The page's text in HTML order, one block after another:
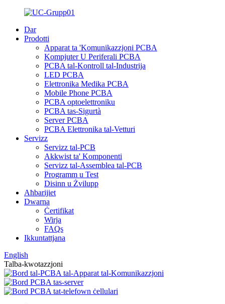
Dar
Prodotti
Apparat ta 'Komunikazzjoni PCBA
Kompjuter U Periferali PCBA
PCBA tal-Kontroll tal-Industrija
LED PCBA
Elettronika Medika PCBA
Mobile Phone PCBA
PCBA optoelettroniku
PCBA tas-Sigurtà
Server PCBA
PCBA Elettronika tal-Vetturi
Servizz
Servizz tal-PCB
Akkwist ta' Komponenti
Servizz tal-Assemblea tal-PCB
Programm u Test
Disinn u Żvilupp
Aħbarijiet
Dwarna
Ċertifikat
Wirja
FAQs
Ikkuntattjana
English
Talba-kwotazzjoni